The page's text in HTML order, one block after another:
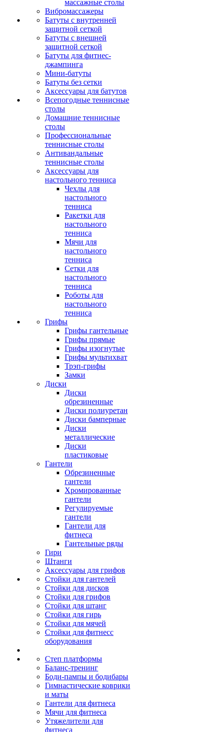
массажные столы
Вибромассажеры
Батуты с внутренней
защитной сеткой
Батуты с внешней
защитной сеткой
Батуты для фитнес-
джампинга
Мини-батуты
Батуты без сетки
Аксессуары для батутов
Всепогодные теннисные
столы
Домашние теннисные
столы
Профессиональные
теннисные столы
Антивандальные
теннисные столы
Аксессуары для
настольного тенниса
Чехлы для
настольного
тенниса
Ракетки для
настольного
тенниса
Мячи для
настольного
тенниса
Сетки для
настольного
тенниса
Роботы для
настольного
тенниса
Грифы
Грифы гантельные
Грифы прямые
Грифы изогнутые
Грифы мультихват
Трэп-грифы
Замки
Диски
Диски
обрезиненные
Диски полиуретан
Диски бамперные
Диски
металлические
Диски
пластиковые
Гантели
Обрезиненные
гантели
Хромированные
гантели
Регулируемые
гантели
Гантели для
фитнеса
Гантельные ряды
Гири
Штанги
Аксессуары для грифов
Стойки для гантелей
Стойки для дисков
Стойки для грифов
Стойки для штанг
Стойки для гирь
Стойки для мячей
Стойки для фитнесс
оборудования
Степ платформы
Баланс-тренинг
Боди-пампы и бодибары
Гимнастические коврики
и маты
Гантели для фитнеса
Мячи для фитнеса
Утяжелители для
фитнеса